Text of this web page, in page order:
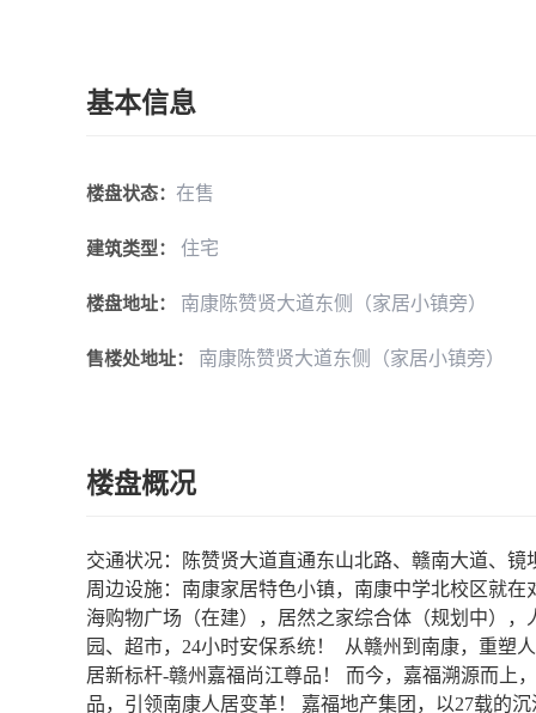
基本信息
楼盘状态： 在售
建筑类型： 住宅
楼盘地址： 南康陈赞贤大道东侧（家居小镇旁）
售楼处地址： 南康陈赞贤大道东侧（家居小镇旁）
楼盘概况
交通状况：陈赞贤大道直通东山北路、赣南大道、
周边设施：南康家居特色小镇，南康中学北校区就
海购物广场（在建），居然之家综合体（规划中）
园、超市，24小时安保系统！ 从赣州到南康，重塑
居新标杆-赣州嘉福尚江尊品！ 而今，嘉福溯源而上
品，引领南康人居变革！ 嘉福地产集团，以27载的